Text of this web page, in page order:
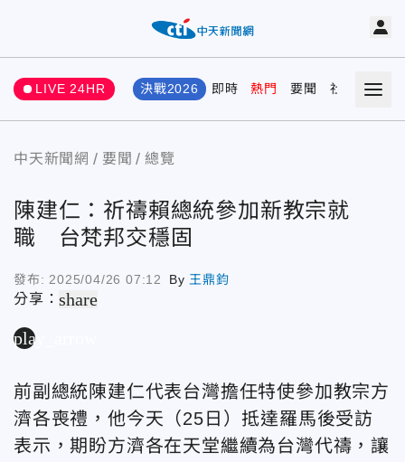
LIVE 24HR 決戰2026 即時 熱門 要聞 社會 娛樂
中天新聞網 要聞 總覽
陳建仁：祈禱賴總統參加新教宗就
職 台梵邦交穩固
發布: 2025/04/26 07:12 By 王鼎鈞
分享：share
play_arrow
前副總統陳建仁代表台灣擔任特使參加教宗方
濟各喪禮，他今天（25日）抵達羅馬後受訪
表示，期盼方濟各在天堂繼續為台灣代禱，讓